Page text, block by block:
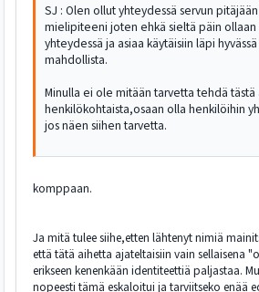
SJ : Olen ollut yhteydessä servun
mielipiteeni joten ehkä sieltä päin
yhteydessä ja asiaa käytäisiin läpi
mahdollista.
Minulla ei ole mitään tarvetta tehdä tästä
henkilökohtaista,osaan olla henkilöihin
jos näen siihen tarvetta.
komppaan.
Ja mitä tulee siihe,etten lähtenyt nimiä
että tätä aihetta ajateltaisiin vain sellaisena
erikseen kenenkään identiteettiä paljastaa.
nopeesti tämä eskaloitui ja tarviitseko enää